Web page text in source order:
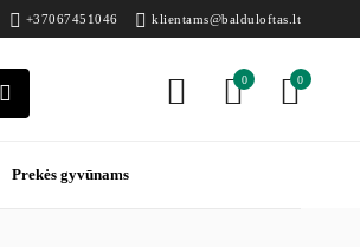
+37067451046 klientams@balduloftas.lt
0
0
Prekės gyvūnams